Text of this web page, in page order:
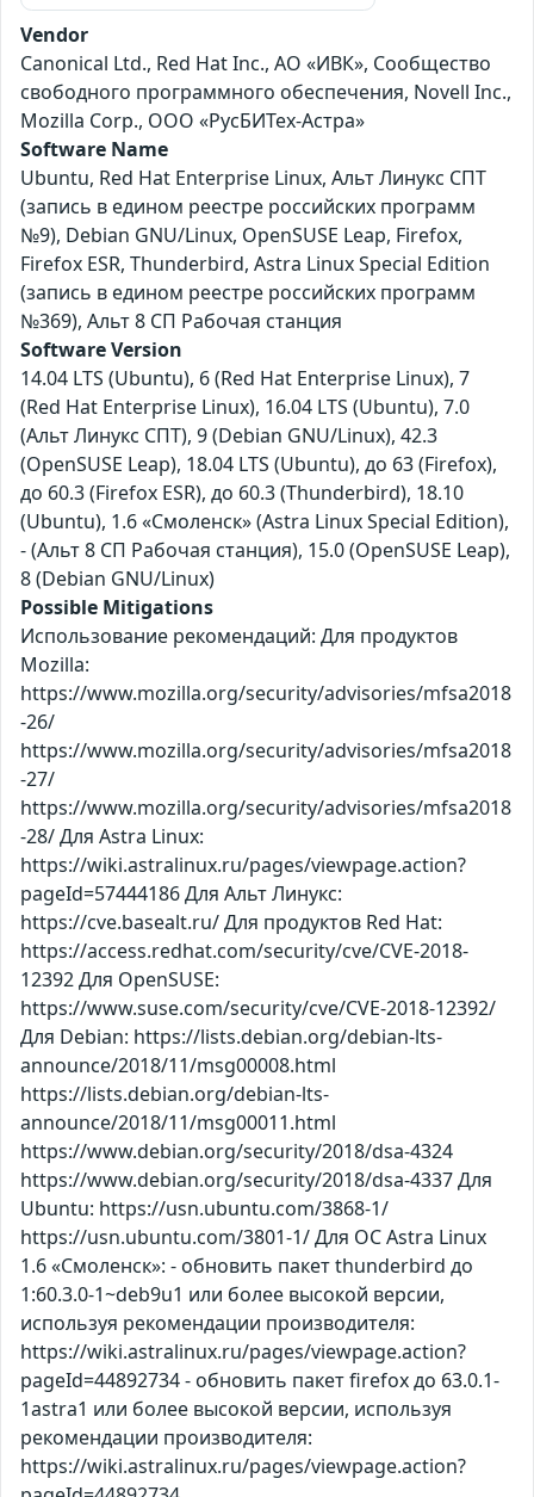
Vendor
Canonical Ltd., Red Hat Inc., АО «ИВК», Сообщество
свободного программного обеспечения, Novell Inc.,
Mozilla Corp., ООО «РусБИТех-Астра»
Software Name
Ubuntu, Red Hat Enterprise Linux, Альт Линукс СПТ
(запись в едином реестре российских программ
№9), Debian GNU/Linux, OpenSUSE Leap, Firefox,
Firefox ESR, Thunderbird, Astra Linux Special Edition
(запись в едином реестре российских программ
№369), Альт 8 СП Рабочая станция
Software Version
14.04 LTS (Ubuntu), 6 (Red Hat Enterprise Linux), 7
(Red Hat Enterprise Linux), 16.04 LTS (Ubuntu), 7.0
(Альт Линукс СПТ), 9 (Debian GNU/Linux), 42.3
(OpenSUSE Leap), 18.04 LTS (Ubuntu), до 63 (Firefox),
до 60.3 (Firefox ESR), до 60.3 (Thunderbird), 18.10
(Ubuntu), 1.6 «Смоленск» (Astra Linux Special Edition),
- (Альт 8 СП Рабочая станция), 15.0 (OpenSUSE Leap),
8 (Debian GNU/Linux)
Possible Mitigations
Использование рекомендаций: Для продуктов
Mozilla:
https://www.mozilla.org/security/advisories/mfsa2018
-26/
https://www.mozilla.org/security/advisories/mfsa2018
-27/
https://www.mozilla.org/security/advisories/mfsa2018
-28/ Для Astra Linux:
https://wiki.astralinux.ru/pages/viewpage.action?
pageId=57444186 Для Альт Линукс:
https://cve.basealt.ru/ Для продуктов Red Hat:
https://access.redhat.com/security/cve/CVE-2018-
12392 Для OpenSUSE:
https://www.suse.com/security/cve/CVE-2018-12392/
Для Debian: https://lists.debian.org/debian-lts-
announce/2018/11/msg00008.html
https://lists.debian.org/debian-lts-
announce/2018/11/msg00011.html
https://www.debian.org/security/2018/dsa-4324
https://www.debian.org/security/2018/dsa-4337 Для
Ubuntu: https://usn.ubuntu.com/3868-1/
https://usn.ubuntu.com/3801-1/ Для ОС Astra Linux
1.6 «Смоленск»: - обновить пакет thunderbird до
1:60.3.0-1~deb9u1 или более высокой версии,
используя рекомендации производителя:
https://wiki.astralinux.ru/pages/viewpage.action?
pageId=44892734 - обновить пакет firefox до 63.0.1-
1astra1 или более высокой версии, используя
рекомендации производителя:
https://wiki.astralinux.ru/pages/viewpage.action?